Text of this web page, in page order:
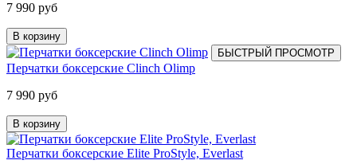
7 990 руб
В корзину
БЫСТРЫЙ ПРОСМОТР
Перчатки боксерские Clinch Olimp
7 990 руб
В корзину
Перчатки боксерские Elite ProStyle, Everlast